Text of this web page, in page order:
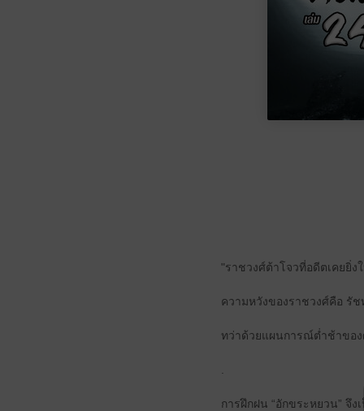
"ราชวงศ์ต้าโจวที่อดีตเคยยิ่
ความหวังของราชวงศ์คือ รัช
ทว่าด้วยแผนการณ์ต่ำช้าขอ
การฝึกฝน “อักขระหยวน” จึ